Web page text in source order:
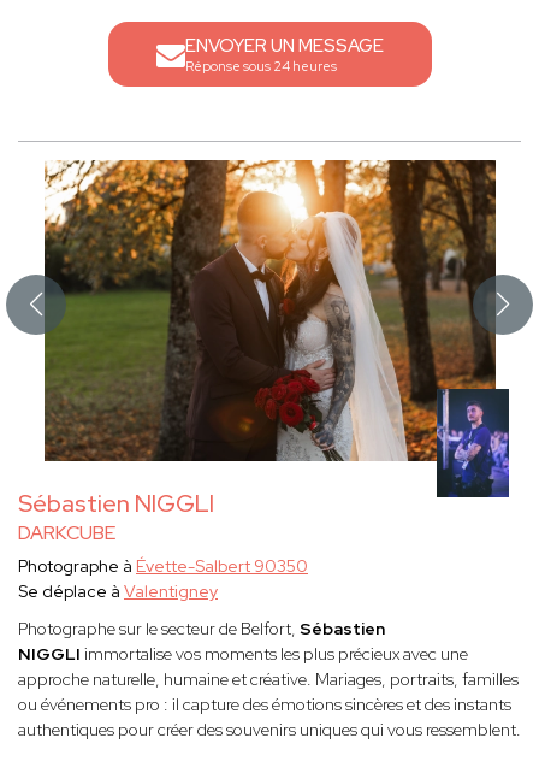
ENVOYER UN MESSAGE
Réponse sous 24 heures
Sébastien NIGGLI
DARKCUBE
Photographe à Évette-Salbert 90350
Se déplace à Valentigney
Photographe sur le secteur de Belfort, Sébastien
NIGGLI immortalise vos moments les plus précieux avec une
approche naturelle, humaine et créative. Mariages, portraits, familles
ou événements pro : il capture des émotions sincères et des instants
authentiques pour créer des souvenirs uniques qui vous ressemblent.